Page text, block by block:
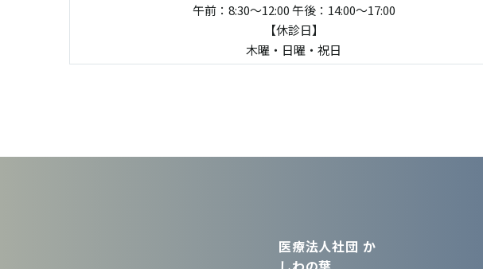
午前：8:30～12:00 午後：14:00～17:00
【休診日】
木曜・日曜・祝日
医療法人社団 か